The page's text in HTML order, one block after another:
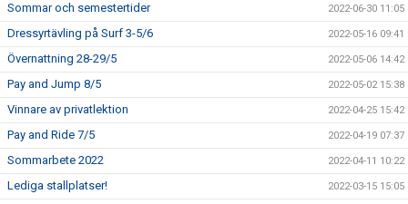
Sommar och semestertider 2022-06-30 11:05
Dressyrtävling på Surf 3-5/6 2022-05-16 09:41
Övernattning 28-29/5 2022-05-06 14:42
Pay and Jump 8/5 2022-05-02 15:38
Vinnare av privatlektion 2022-04-25 15:42
Pay and Ride 7/5 2022-04-19 07:37
Sommarbete 2022 2022-04-11 10:22
Lediga stallplatser! 2022-03-15 15:05